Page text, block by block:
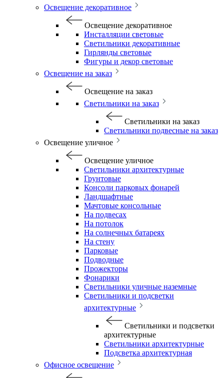
Освещение декоративное
Освещение декоративное
Инсталляции световые
Светильники декоративные
Гирлянды световые
Фигуры и декор световые
Освещение на заказ
Освещение на заказ
Светильники на заказ
Светильники на заказ
Светильники подвесные на заказ
Освещение уличное
Освещение уличное
Светильники архитектурные
Грунтовые
Консоли парковых фонарей
Ландшафтные
Мачтовые консольные
На подвесах
На потолок
На солнечных батареях
На стену
Парковые
Подводные
Прожекторы
Фонарики
Светильники уличные наземные
Светильники и подсветки
архитектурные
Светильники и подсветки
архитектурные
Светильники архитектурные
Подсветка архитектурная
Офисное освещение